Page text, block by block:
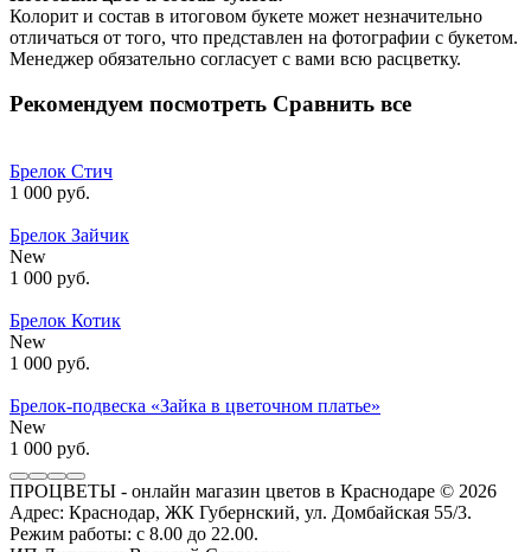
Колорит и состав в итоговом букете может незначительно
отличаться от того, что представлен на фотографии с букетом.
Менеджер обязательно согласует с вами всю расцветку.
Рекомендуем посмотреть Сравнить все
Брелок Стич
1 000 руб.
Брелок Зайчик
New
1 000 руб.
Брелок Котик
New
1 000 руб.
Брелок-подвеска «Зайка в цветочном платье»
New
1 000 руб.
ПРОЦВЕТЫ - онлайн магазин цветов в Краснодаре © 2026
Адрес: Краснодар, ЖК Губернский, ул. Домбайская 55/3.
Режим работы: с 8.00 до 22.00.